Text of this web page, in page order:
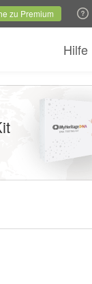
Sprache wechseln
zu Premium
Hilfe